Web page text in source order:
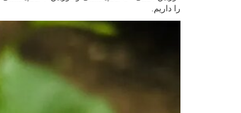
را داریم.